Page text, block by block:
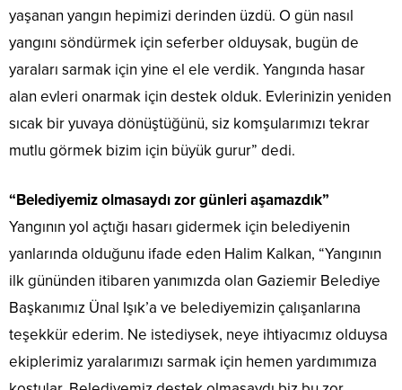
yaşanan yangın hepimizi derinden üzdü. O gün nasıl
yangını söndürmek için seferber olduysak, bugün de
yaraları sarmak için yine el ele verdik. Yangında hasar
alan evleri onarmak için destek olduk. Evlerinizin yeniden
sıcak bir yuvaya dönüştüğünü, siz komşularımızı tekrar
mutlu görmek bizim için büyük gurur” dedi.
“Belediyemiz olmasaydı zor günleri aşamazdık”
Yangının yol açtığı hasarı gidermek için belediyenin
yanlarında olduğunu ifade eden Halim Kalkan, “Yangının
ilk gününden itibaren yanımızda olan Gaziemir Belediye
Başkanımız Ünal Işık’a ve belediyemizin çalışanlarına
teşekkür ederim. Ne istediysek, neye ihtiyacımız olduysa
ekiplerimiz yaralarımızı sarmak için hemen yardımımıza